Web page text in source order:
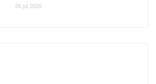
06 jul 2026